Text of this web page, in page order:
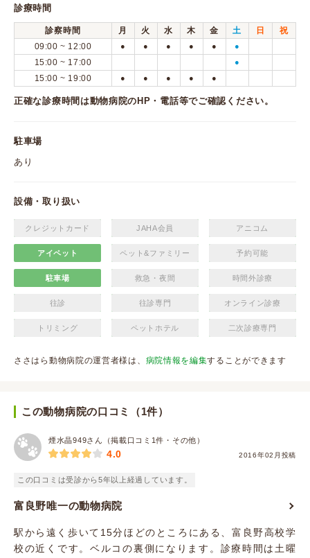
診療時間
診察時間 月 火 水 木 金 土 日
祝
09:00 ~ 12:00
● ● ● ● ● ●
15:00 ~ 17:00 ●
15:00 ~ 19:00 ● ● ● ● ●
正確な診療時間は動物病院のHP・電話等でご確認ください。
駐車場
あり
設備・取り扱い
クレジットカード JAHA会員 アニコム
アイペット ペット&ファミリー 予約可能
駐車場 救急・夜間 時間外診療
往診 往診専門 オンライン診療
トリミング ペットホテル 二次診療専門
ささはら動物病院の運営者様は、 病院情報を編集することができます
この動物病院の口コミ（1件）
煙水晶949さん（掲載口コミ1件・その他）
2016年02月投稿
4.0
この口コミは受診から5年以上経過しています。
富良野唯一の動物病院
駅から遠く歩いて15分ほどのところにある、富良野高校学
校の近くです。ベルコの裏側になります。診療時間は土曜